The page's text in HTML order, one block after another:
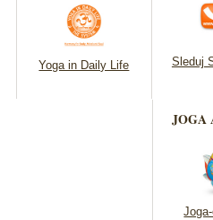
Yoga in Daily Life Sleduj
JOGA